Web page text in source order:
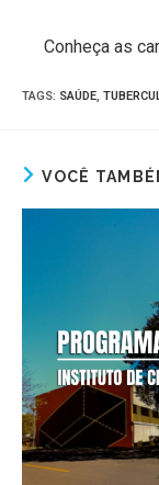
Conheça as
TAGS: SAÚDE
VOCÊ